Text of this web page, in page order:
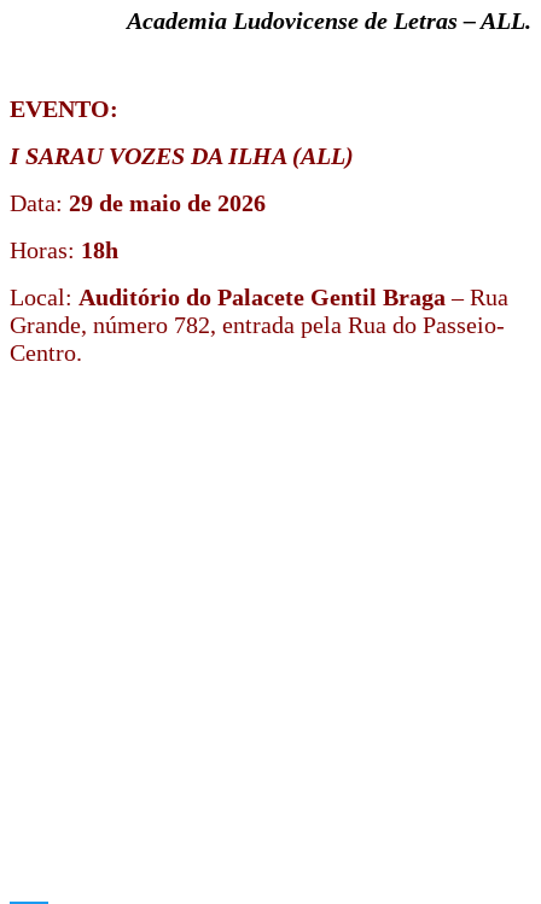
Academia Ludovicense de Letras – ALL.
EVENTO:
I SARAU VOZES DA ILHA (ALL)
Data: 29 de maio de 2026
Horas: 18h
Local: Auditório do Palacete Gentil Braga – Rua
Grande, número 782, entrada pela Rua do Passeio-
Centro.